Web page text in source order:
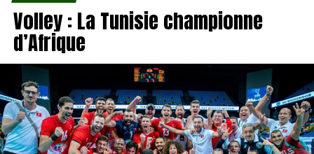
Volley : La Tunisie championne
d’Afrique